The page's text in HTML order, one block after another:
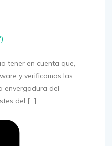
tener en cuenta que,
y verificamos las
envergadura del
del […]